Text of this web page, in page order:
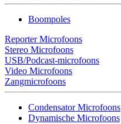
Boompoles
Reporter Microfoons
Stereo Microfoons
USB/Podcast-microfoons
Video Microfoons
Zangmicrofoons
Condensator Microfoons
Dynamische Microfoons